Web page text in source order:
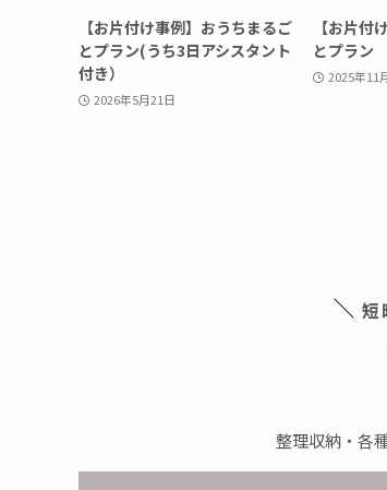
【お片付け事例】おうちまるご
とプラン(うち3日アシスタント
付き）
2026年5月21日
【お片付
とプラン
2025年11
短
整理収納・各